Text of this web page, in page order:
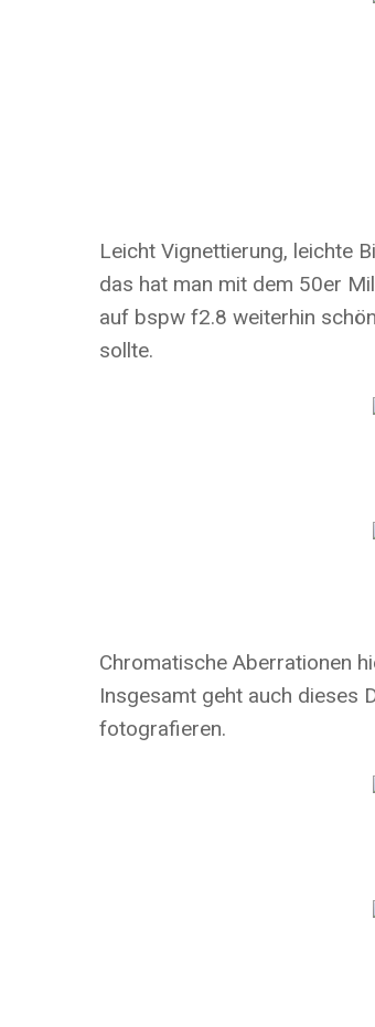
Leicht Vignettierung, leichte
das hat man mit dem 50er
auf bspw f2.8 weiterhin
sollte.
Chromatische Aberrationen
Insgesamt geht auch dieses
fotografieren.